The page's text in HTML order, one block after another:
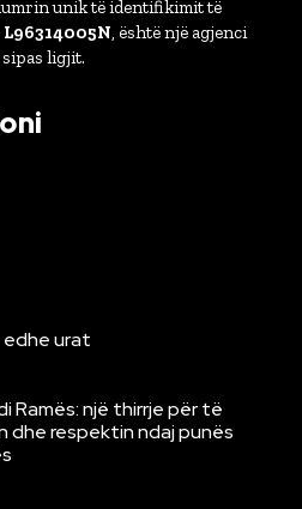
unik të identifikimit të
L96314005N, është një agjenci
sipas ligjit.
urat
Ramës: një thirrje për të
respektin ndaj punës